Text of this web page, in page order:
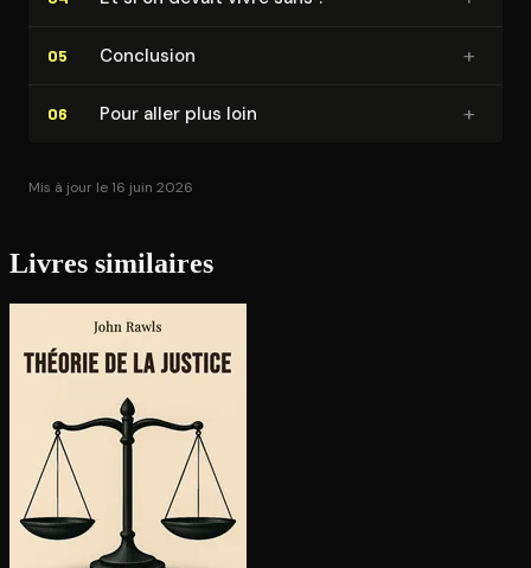
05 Conclusion +
06 Pour aller plus loin +
Mis à jour le 16 juin 2026
Livres similaires